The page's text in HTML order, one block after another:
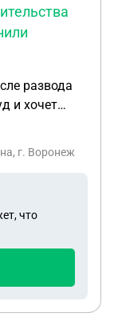
развода
и хочет
и хочет
г. Воронеж
что